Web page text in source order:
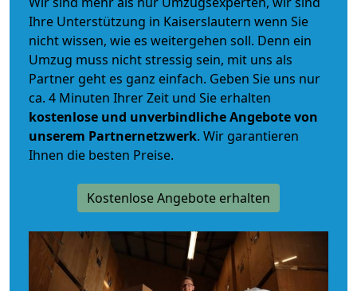
Ihre Unterstützung in Kaiserslautern wenn Sie
nicht wissen, wie es weitergehen soll. Denn ein
Umzug muss nicht stressig sein, mit uns als
Partner geht es ganz einfach. Geben Sie uns nur
ca. 4 Minuten Ihrer Zeit und Sie erhalten
kostenlose und unverbindlicheAngebote von
unserem Partnernetzwerk. Wir garantieren
Ihnen die besten Preise.
Kostenlose Angebote erhalten